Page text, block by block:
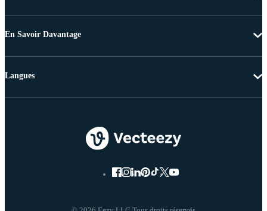
En Savoir Davantage
Langues